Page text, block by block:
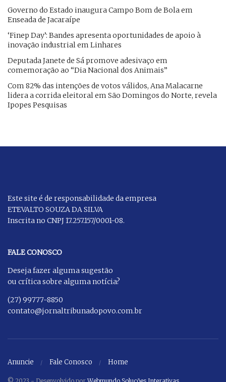
Governo do Estado inaugura Campo Bom de Bola em
Enseada de Jacaraípe
‘Finep Day’: Bandes apresenta oportunidades de apoio à
inovação industrial em Linhares
Deputada Janete de Sá promove adesivaço em
comemoração ao “Dia Nacional dos Animais”
Com 82% das intenções de votos válidos, Ana Malacarne
lidera a corrida eleitoral em São Domingos do Norte, revela
Ipopes Pesquisas
Este site é de responsabilidade da empresa
ETEVALTO SOUZA DA SILVA
Inscrita no CNPJ 17.257.157/0001-08.
FALE CONOSCO
Deseja fazer alguma sugestão
ou crítica sobre alguma notícia?
(27) 99777-8850
contato@jornaltribunadopovo.com.br
Anuncie Fale Conosco Home